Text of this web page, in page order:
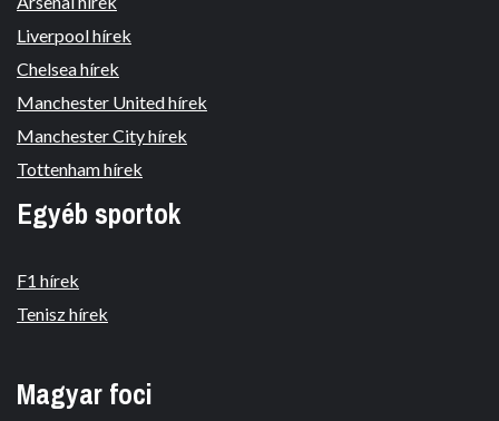
Liverpool hírek
Chelsea hírek
Manchester United hírek
Manchester City hírek
Tottenham hírek
Egyéb sportok
F1 hírek
Tenisz hírek
Magyar foci